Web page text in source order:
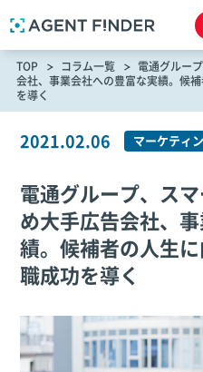
TOP コラム一覧
電通グルー
会社、事業会社への豊富な実績。候
を導く
2021.02.06 マーケティ
電通グループ、ス
め大手広告会社、
績。候補者の人生
職成功を導く